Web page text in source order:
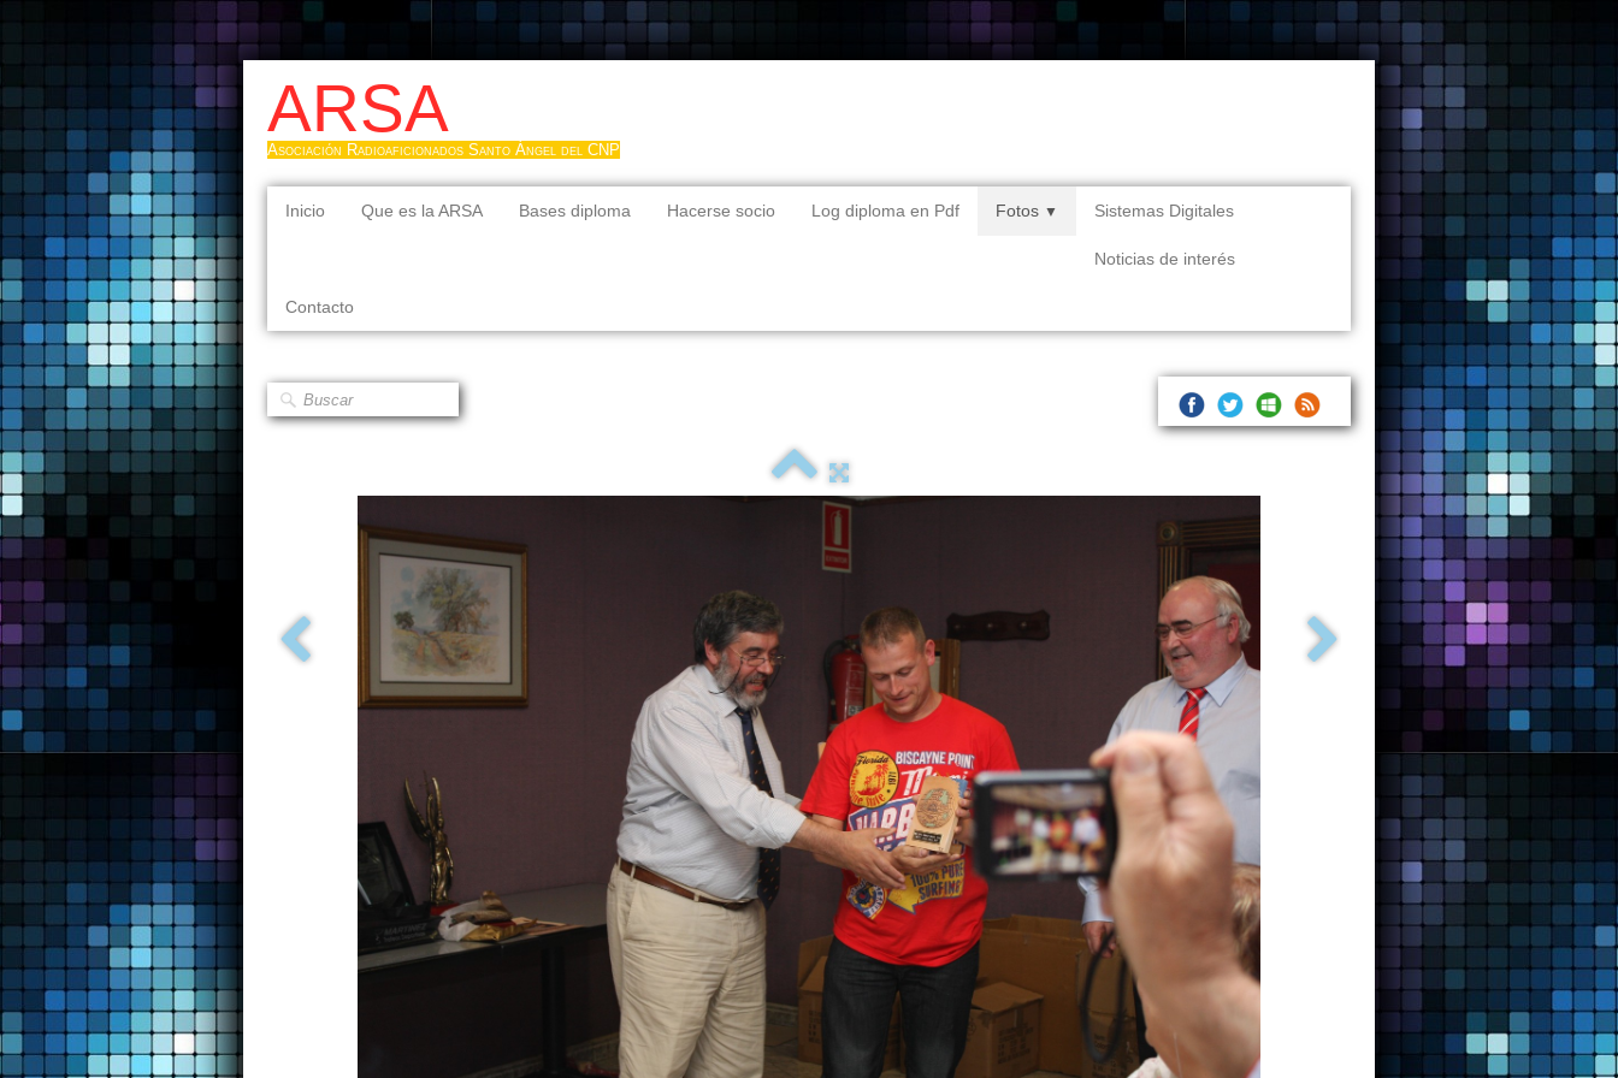
ARSA
Asociación Radioaficionados Santo Ángel del CNP
Inicio Que es la ARSA Bases diploma Hacerse socio Log diploma en Pdf Fotos ▼ Sistemas Digitales
Noticias de interés
Contacto